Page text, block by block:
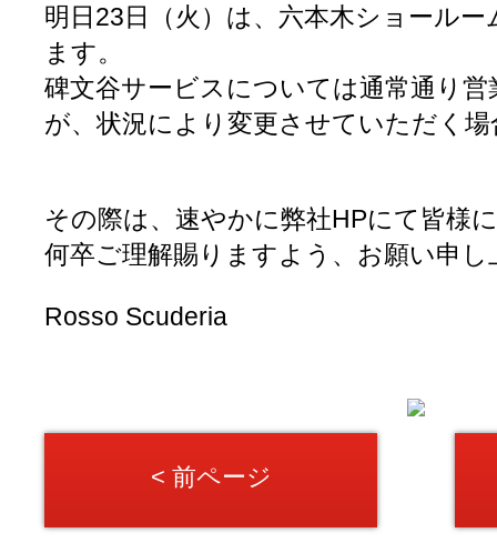
明日23日（火）は、六本木ショール
ます。
碑文谷サービスについては通常通り
が、状況により変更させていただく
その際は、速やかに弊社HPにて皆様
何卒ご理解賜りますよう、お願い申し
Rosso Scuderia
< 前ページ